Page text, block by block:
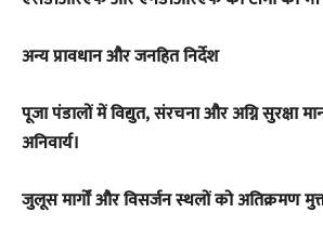
अन्य प्रावधान और जनहित निर्देश
पूजा पंडालों में विद्युत, संरचना और अग्नि सुरक्षा
अनिवार्य।
जुलूस मार्गों और विसर्जन स्थलों को अतिक्रमण